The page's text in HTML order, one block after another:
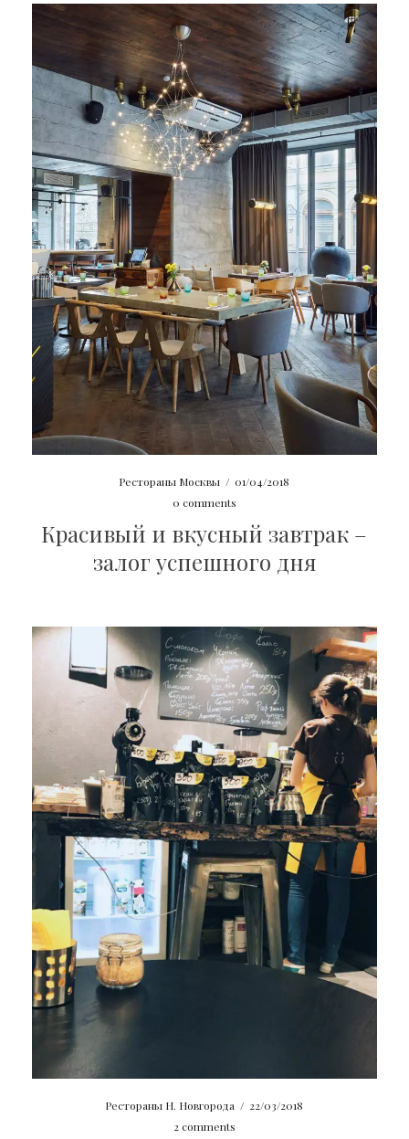
Рестораны Москвы / 01/04/2018
0 comments
Красивый и вкусный завтрак –
залог успешного дня
Рестораны Н. Новгорода / 22/03/2018
2 comments